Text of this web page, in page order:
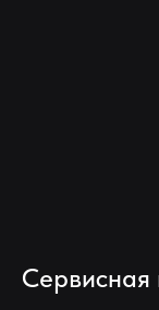
Сервисная